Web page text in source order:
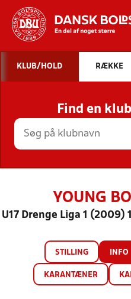
STILLINGER,
KLUB/HOLD RÆKKE
Find en
YOUNG
U17 Drenge Liga 1 (2009)
STILLING INFO
KARANTÆNER